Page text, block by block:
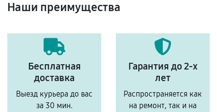
Наши преимущества
Бесплатная
доставка
Выезд курьера до вас
за 30 мин.
Гарантия до 2-х
лет
Распространяется как
на ремонт, так и на